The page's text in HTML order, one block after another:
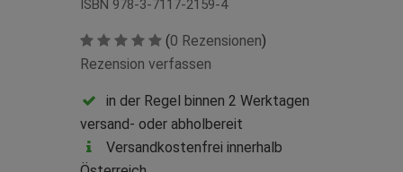
ISBN 978-3-7117-2159-4
(0 Rezensionen)
Rezension verfassen
in der Regel binnen 2 Werktagen
versand- oder abholbereit
Versandkostenfrei innerhalb